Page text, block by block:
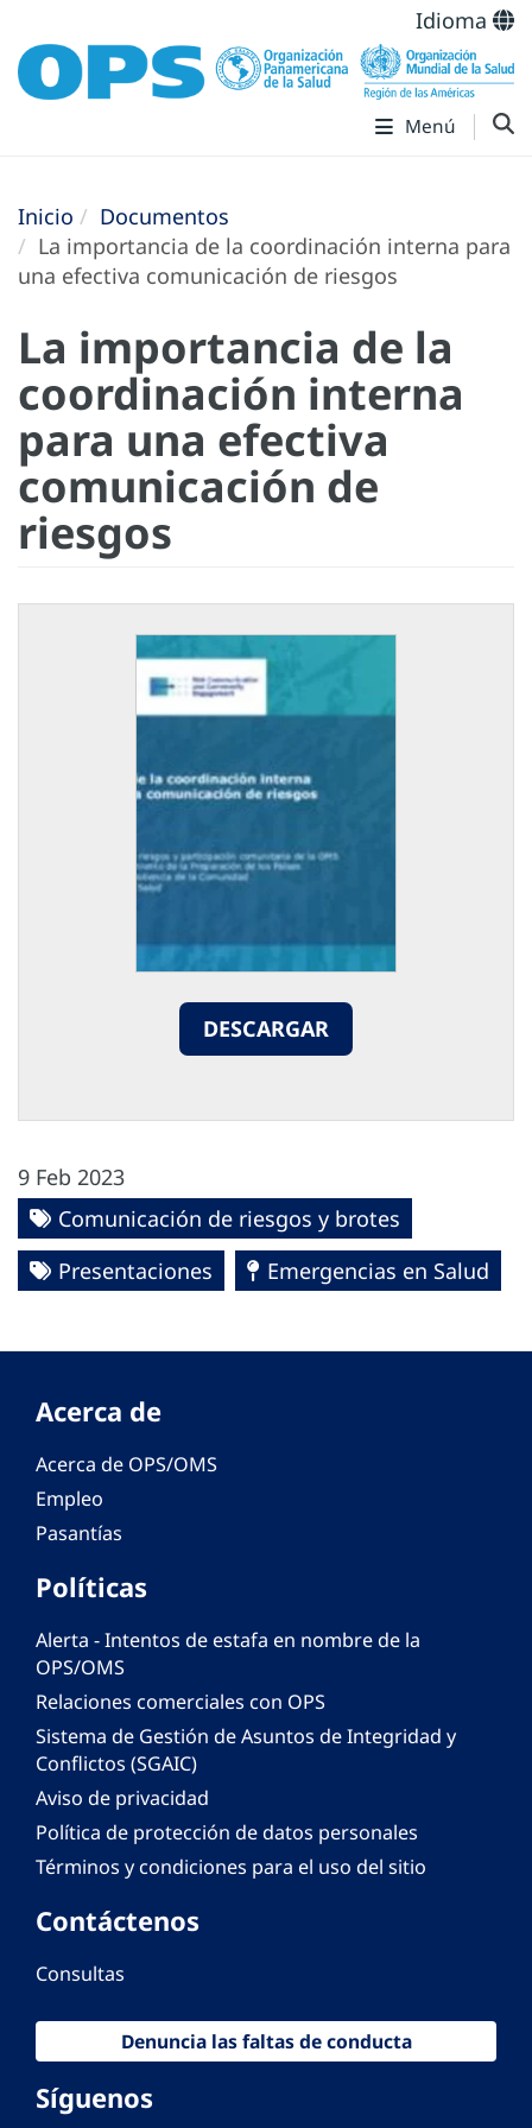
Idioma
Menú
Inicio
Documentos
La importancia de la coordinación interna para
una efectiva comunicación de riesgos
La importancia de la
coordinación interna
para una efectiva
comunicación de
riesgos
DESCARGAR
9 Feb 2023
Comunicación de riesgos y brotes
Presentaciones
Emergencias en Salud
Acerca de
Acerca de OPS/OMS
Empleo
Pasantías
Políticas
Alerta - Intentos de estafa en nombre de la
OPS/OMS
Relaciones comerciales con OPS
Sistema de Gestión de Asuntos de Integridad y
Conflictos (SGAIC)
Aviso de privacidad
Política de protección de datos personales
Términos y condiciones para el uso del sitio
Contáctenos
Consultas
Denuncia las faltas de conducta
Síguenos